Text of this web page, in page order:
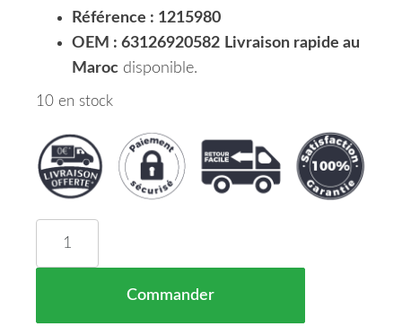
Référence : 1215980
OEM : 63126920582 Livraison rapide au
Maroc disponible.
10 en stock
Commander